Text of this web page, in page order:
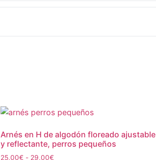
Arnés en H de algodón floreado ajustable
y reflectante, perros pequeños
25,00€ - 29,00€